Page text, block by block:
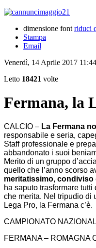
dimensione font riduci
Stampa
Email
Venerdì, 14 Aprile 2017 11:44
Letto 18421 volte
Fermana, la
CALCIO – La Fermana
responsabile e seria,
Staff professionale e
abbandonato i suoi
Merito di un gruppo
quello che l’anno scorso
meritatissimo, condiviso
ha saputo trasformare
che merita. Nel tripudio di
Lega Pro, la Fermana c’è.
CAMPIONATO
FERMANA – ROMAGNA